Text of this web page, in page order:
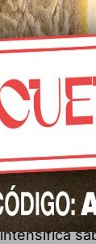
viejo